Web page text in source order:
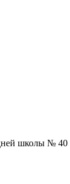
школы № 40